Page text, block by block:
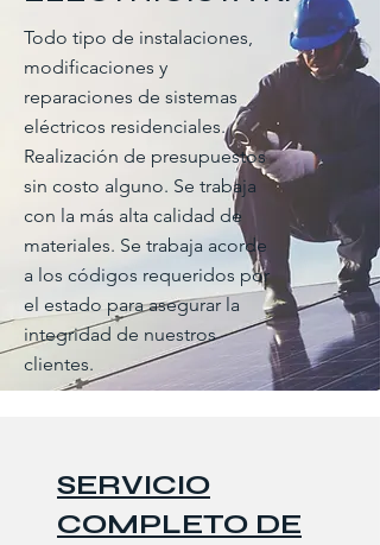
Todo tipo de instalaciones,
modificaciones y
reparaciones de sistemas
eléctricos residenciales.
Realización de presupuestos
sin costo alguno. Se trabaja
con la más alta calidad de
materiales. Se trabaja acorde
a los códigos requeridos por
el estado para asegurar la
integridad de nuestros
clientes.
SERVICIO
COMPLETO DE